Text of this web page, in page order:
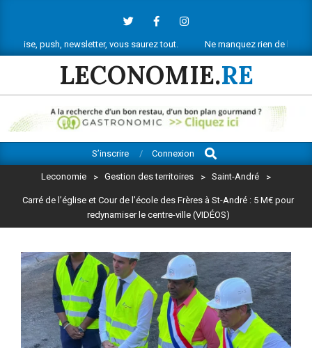
contentnewsletter, vous saurez tout. Ne manquez rien de l’actu
LECONOMIE.RE
Navigation
S’inscrire Connexion
Search
Leconomie > Gestion des territoires > Saint-André >
Carré de l’église et Cour de l’école des Frères à St-André : 5 M€ pour
redynamiser le centre-ville (VIDÉOS)